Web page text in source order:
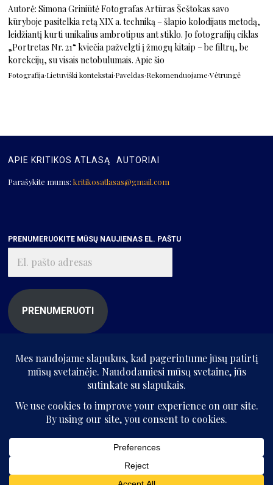
Autorė: Simona Griniūtė Fotografas Artūras Šeštokas savo
kūryboje pasitelkia retą XIX a. techniką – šlapio kolodijaus metodą,
leidžiantį kurti unikalius ambrotipus ant stiklo. Jo fotografijų ciklas
„Portretas Nr. 21“ kviečia pažvelgti į žmogų kitaip – be filtrų, be
korekcijų, su visais netobulumais. Apie šio
Fotografija·Lietuviški kontekstai·Paveldas·Rekomenduojame·Vėtrungė
APIE KRITIKOS ATLASĄ AUTORIAI
Parašykite mums:kritikosatlasas@gmail.com
PRENUMERUOKITE MŪSŲ NAUJIENAS EL. PAŠTU
pašto
adresas
PRENUMERUOTI
© „Kritikos atlasas“, 2025. Visos teisės saugomos.
draudžiama.